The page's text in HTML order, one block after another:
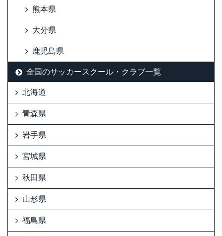
熊本県
大分県
鹿児島県
全国のサッカースクール・クラブ一覧
北海道
青森県
岩手県
宮城県
秋田県
山形県
福島県